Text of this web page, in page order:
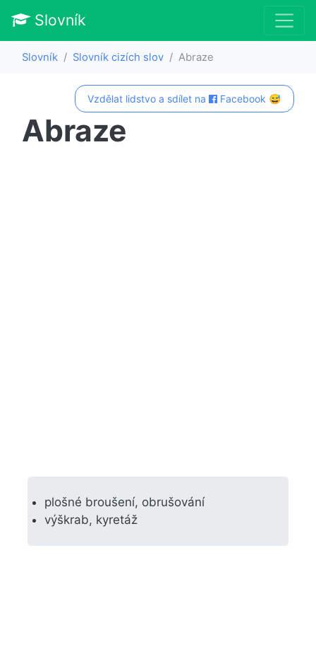
Slovník
Slovník Slovník cizích slov Abraze
Vzdělat lidstvo a sdílet na Facebook 😅
Abraze
plošné broušení, obrušování
výškrab, kyretáž